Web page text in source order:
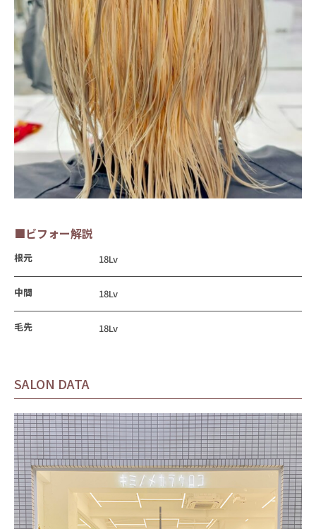
■ビフォー解説
根元 18Lv
中間 18Lv
毛先 18Lv
SALON DATA